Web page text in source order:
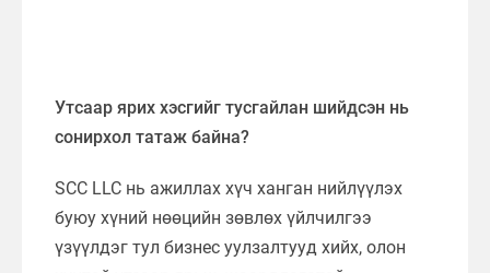
Утсаар ярих хэсгийг тусгайлан шийдсэн нь
сонирхол татаж байна?
SCC LLC нь ажиллах хүч ханган нийлүүлэх
буюу хүний нөөцийн зөвлөх үйлчилгээ
үзүүлдэг тул бизнес уулзалтууд хийх, олон